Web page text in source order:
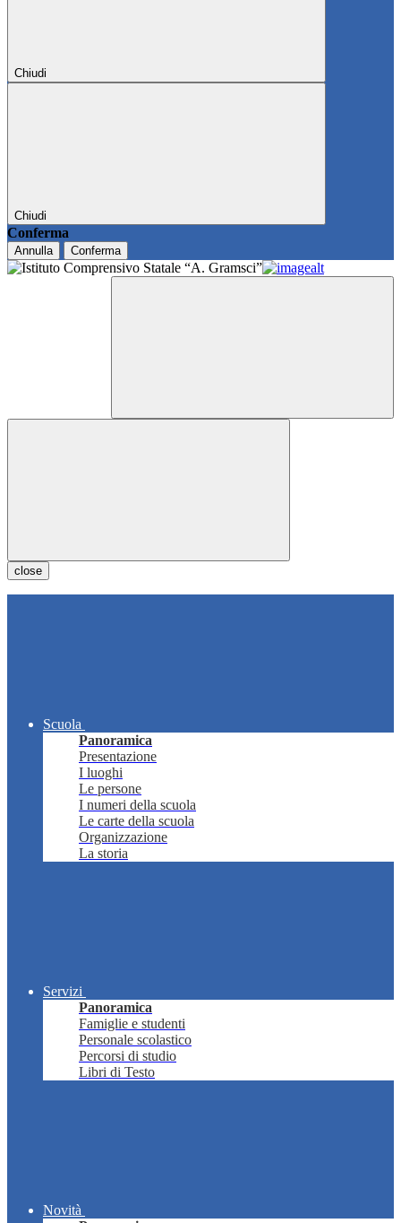
Chiudi
Chiudi
Conferma
Annulla Conferma
close
Scuola
Panoramica
Presentazione
I luoghi
Le persone
I numeri della scuola
Le carte della scuola
Organizzazione
La storia
Servizi
Panoramica
Famiglie e studenti
Personale scolastico
Percorsi di studio
Libri di Testo
Novità